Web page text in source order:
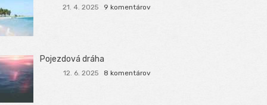
21. 4. 2025 9 komentárov
Pojezdová dráha
12. 6. 2025 8 komentárov